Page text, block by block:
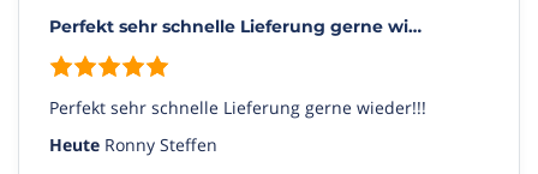
Perfekt sehr schnelle Lieferung gerne wi…
Perfekt sehr schnelle Lieferung gerne wieder!!!
Heute Ronny Steffen